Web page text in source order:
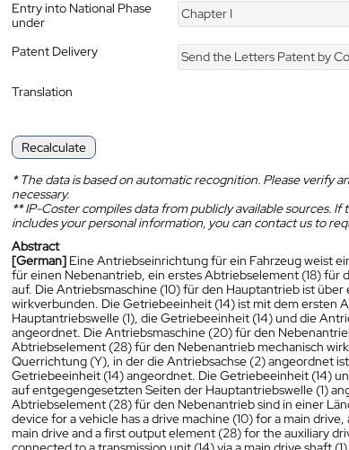
Entry into National Phase
under
Chapter I
Patent Delivery Send the Letters Patent by
Translation
Recalculate
*The data is based on automatic recognition. Please verify
necessary.
**IP-Coster compiles data from publicly available sources. If
includes your personal information, you can contact us to
Abstract
[German] Eine Antriebseinrichtung für ein Fahrzeug weist
für einen Nebenantrieb, ein erstes Abtriebselement (18)
auf. Die Antriebsmaschine (10) für den Hauptantrieb ist
wirkverbunden. Die Getriebeeinheit (14) ist mit dem ersten
Hauptantriebswelle (1), die Getriebeeinheit (14) und die
angeordnet. Die Antriebsmaschine (20) für den
Abtriebselement (28) für den Nebenantrieb mechanisch
Querrichtung (Y), in der die Antriebsachse (2) angeordnet
Getriebeeinheit (14) angeordnet. Die Getriebeeinheit (14)
auf entgegengesetzten Seiten der Hauptantriebswelle (1)
Abtriebselement (28) für den Nebenantrieb sind in einer
device for a vehicle has a drive machine (10) for a main
main drive and a first output element (28) for the auxiliary